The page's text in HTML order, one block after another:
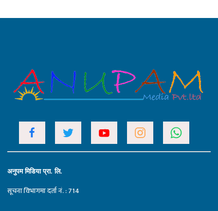
अनुपम मिडिया प्रा. लि.
सूचना विभागमा दर्ता नं. : 714